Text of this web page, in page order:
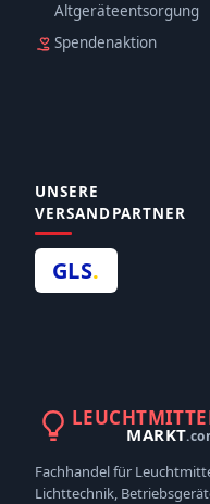
Altgeräteentsorgung
Spendenaktion
UNSERE
VERSANDPARTNER
GLS.
MARKT
Fachhandel für
Lichttechnik,